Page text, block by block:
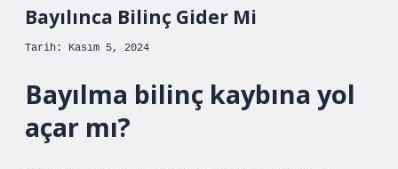
Bayılınca Bilinç Gider Mi
Tarih: Kasım 5, 2024
Bayılma bilinç kaybına yol
açar mı?